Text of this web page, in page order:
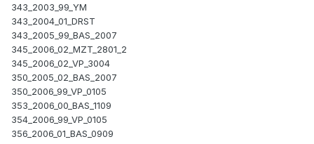
343_2003_99_YM
343_2004_01_DRST
343_2005_99_BAS_2007
345_2006_02_MZT_2801_2
345_2006_02_VP_3004
350_2005_02_BAS_2007
350_2006_99_VP_0105
353_2006_00_BAS_1109
354_2006_99_VP_0105
356_2006_01_BAS_0909